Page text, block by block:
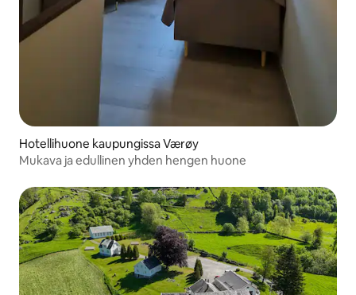
Hotellihuone kaupungissa Værøy
Mukava ja edullinen yhden hengen huone